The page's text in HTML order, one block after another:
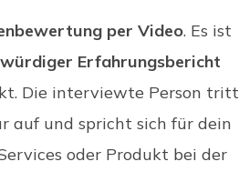
per Video. Es ist
Erfahrungsbericht
Die interviewte Person tritt
auf und spricht sich für dein
oder Produkt bei der